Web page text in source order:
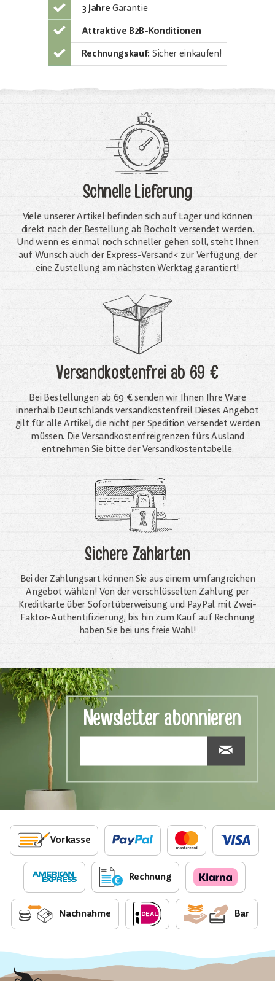
3 Jahre Garantie
Attraktive B2B-Konditionen
Rechnungskauf: Sicher einkaufen!
Schnelle Lieferung
Viele unserer Artikel befinden sich auf Lager und können
direkt nach der Bestellung ab Bocholt versendet werden.
Und wenn es einmal noch schneller gehen soll, steht Ihnen
auf Wunsch auch der Express-Versand< zur Verfügung, der
eine Zustellung am nächsten Werktag garantiert!
Versandkostenfreiab 69 €
Bei Bestellungen ab 69 € senden wir Ihnen Ihre Ware
innerhalb Deutschlands versandkostenfrei! Dieses Angebot
gilt für alle Artikel, die nicht per Spedition versendet werden
müssen. Die Versandkosten­freigrenzen fürs Ausland
entnehmen Sie bitte der Versandkostentabelle.
Sichere Zahlarten
Bei der Zahlungsart können Sie aus einem umfangreichen
Angebot wählen! Von der verschlüsselten Zahlung per
Kreditkarte über Sofortüberweisung und PayPal mit Zwei-
Faktor-Authentifizierung, bis hin zum Kauf auf Rechnung
haben Sie bei uns freie Wahl!
Newsletter abonnieren
Vorkasse
Rechnung
Nachnahme Bar